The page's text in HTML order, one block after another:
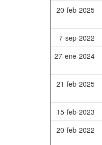
20-feb-2025
7-sep-2022
27-ene-2024
21-feb-2025
15-feb-2023
20-feb-2022